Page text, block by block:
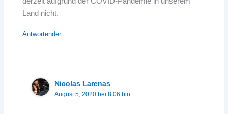
Land nicht.
Antwortender
Nicolas Larenas
August 5, 2020 bei 8:06 bin